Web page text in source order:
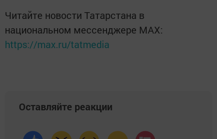
Читайте новости Татарстана в
национальном мессенджере MАХ:
https://max.ru/tatmedia
Оставляйте реакции